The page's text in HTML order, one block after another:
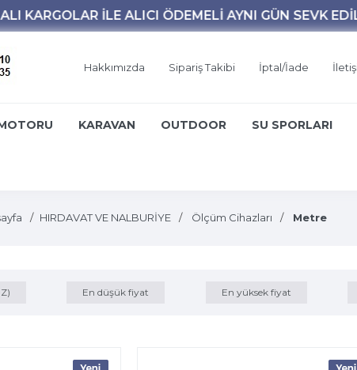
Hakkımızda Sipariş Takibi İptal/İade
KARAVAN OUTDOOR SU SPORLARI
HIRDAVAT VE NALBURİYE Ölçüm Cihazları Metre
En düşük fiyat En yüksek fiyat